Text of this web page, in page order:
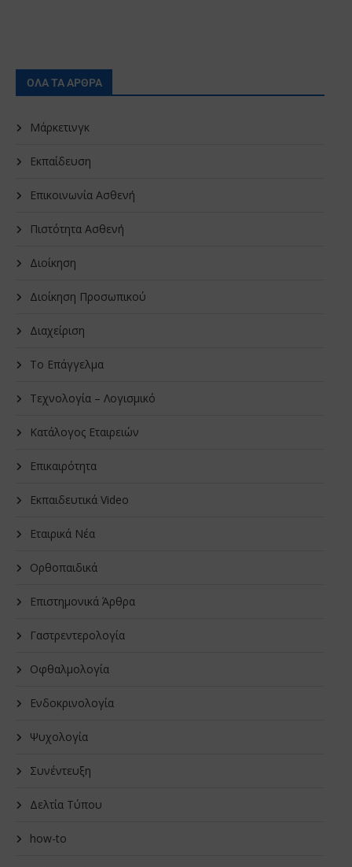
ΟΛΑ ΤΑ ΑΡΘΡΑ
Μάρκετινγκ
Εκπαίδευση
Επικοινωνία Ασθενή
Πιστότητα Ασθενή
Διοίκηση
Διοίκηση Προσωπικού
Διαχείριση
Το Επάγγελμα
Τεχνολογία – Λογισμικό
Κατάλογος Εταιρειών
Επικαιρότητα
Εκπαιδευτικά Video
Εταιρικά Νέα
Oρθοπαιδικά
Επιστημονικά Άρθρα
Γαστρεντερολογία
Οφθαλμολογία
Ενδοκρινολογία
Ψυχολογία
Συνέντευξη
Δελτία Τύπου
how-to